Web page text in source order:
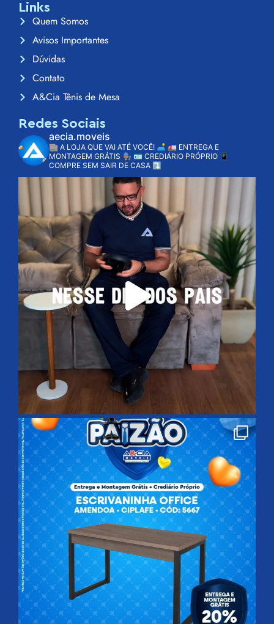
Links
Quem Somos
Avisos Importantes
Dúvidas
Contato
A&Cia Tênis de Mesa
Redes Sociais
aecia.moveis
🏬 A LOJA QUE VAI ATÉ VOCÊ! 🛋️ 🚛 ENTREGA E
MONTAGEM GRÁTIS 👨🏽‍🔧 🪪 CREDIÁRIO PRÓPRIO 📱
COMPRE SEM SAIR DE CASA ⤵️